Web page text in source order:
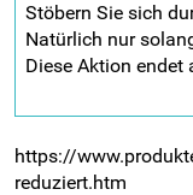
Stöbern Sie sich
Natürlich nur
Diese Aktion endet
https://
reduziert.htm